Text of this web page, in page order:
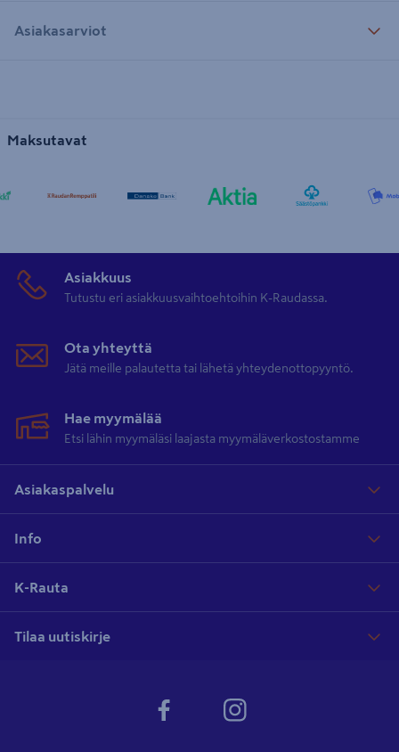
Asiakasarviot
Maksutavat
Asiakkuus
Tutustu eri asiakkuusvaihtoehtoihin K-Raudassa.
Ota yhteyttä
Jätä meille palautetta tai lähetä yhteydenottopyyntö.
Hae myymälää
Etsi lähin myymäläsi laajasta myymäläverkostostamme
Asiakaspalvelu
Info
K-Rauta
Tilaa uutiskirje